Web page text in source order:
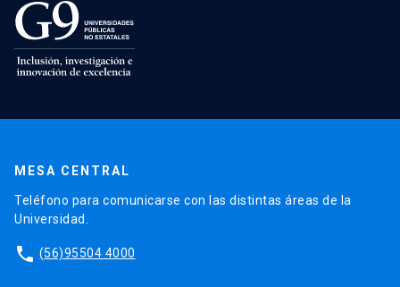
MESA CENTRAL
Teléfono para comunicarse con las distintas áreas de la
Universidad.
phone (56)95504 4000